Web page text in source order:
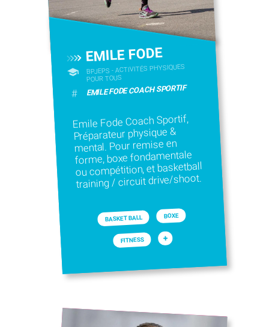
EMILE FODE
BPJEPS - ACTIVITÉS PHYSIQUES
POUR TOUS
# EMILE FODE COACH SPORTIF
Emile Fode Coach Sportif,
Préparateur physique &
mental. Pour remise en
forme, boxe fondamentale
ou compétition, et basketball
training / circuit drive/shoot.
BASKET BALL BOXE
FITNESS +